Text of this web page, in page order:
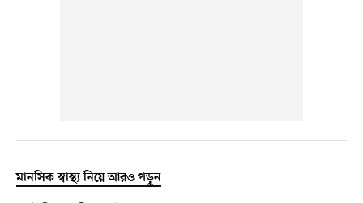
মানসিক স্বাস্থ্য নিয়ে আরও পড়ুন